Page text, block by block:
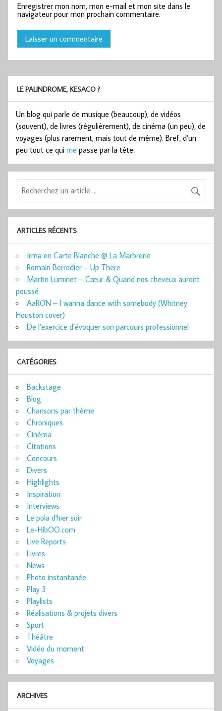
Enregistrer mon nom, mon e-mail et mon site dans le
navigateur pour mon prochain commentaire.
LE PALINDROME, KESACO ?
Un blog qui parle de musique (beaucoup), de vidéos
(souvent), de livres (régulièrement), de cinéma (un peu), de
voyages (plus rarement, mais tout de même). Bref, d’un
peu tout ce qui me passe par la tête.
ARTICLES RÉCENTS
Irma en Carte Blanche @ La Marbrerie
Romain Berrodier – Up There
Martin Luminet – Cœur & Quand nos cheveux auront
poussé
AaRON – I wanna dance with somebody (Whitney
Houston cover)
De l’exercice d’évoquer son parcours professionnel
CATÉGORIES
Backstage
Blog
Chansons par thème
Chroniques
Cinéma
Citations
Concours
Divers
Highlights
Inspiration
Interviews
Le pola d'hier soir
Le-HibOO.com
Live Reports
Livres
News
Photo instantanée
Play 3
Playlists
Réalisations & projets divers
Sport
Théâtre
Vidéo du moment
Voyages
ARCHIVES